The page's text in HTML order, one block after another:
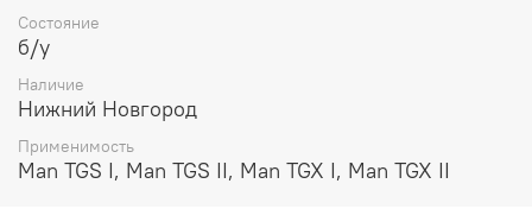
Состояние
б/у
Наличие
Нижний Новгород
Применимость
Man TGS I, Man TGS II, Man TGX I, Man TGX II